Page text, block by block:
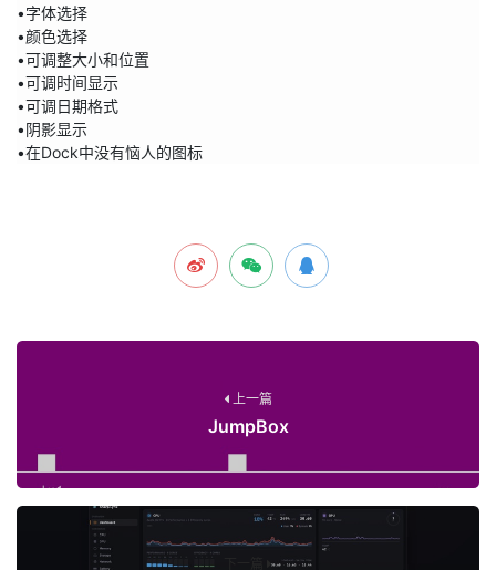
•字体选择
•颜色选择
•可调整大小和位置
•可调时间显示
•可调日期格式
•阴影显示
•在Dock中没有恼人的图标
上一篇
JumpBox